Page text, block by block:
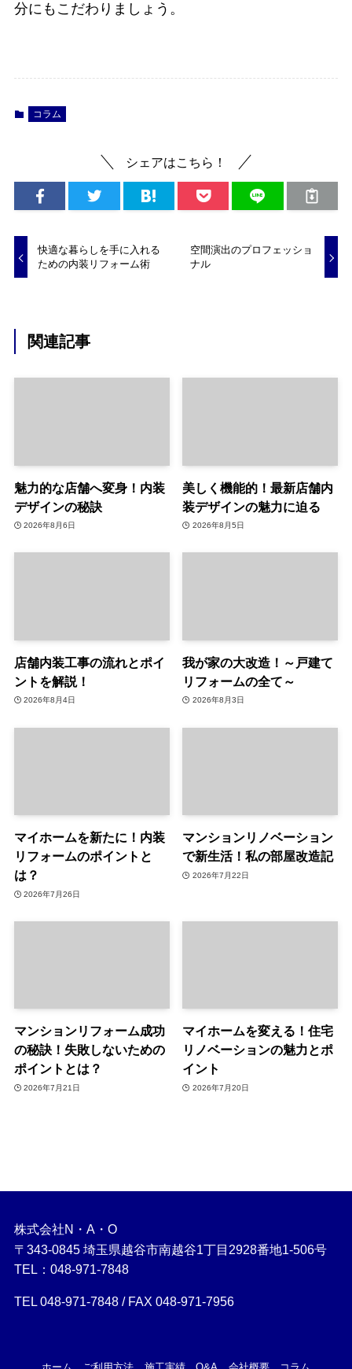
分にもこだわりましょう。
コラム
シェアはこちら！
快適な暮らしを手に入れる
ための内装リフォーム術
空間演出のプロフェッショ
ナル
関連記事
魅力的な店舗へ変身！内装
デザインの秘訣
2026年8月6日
美しく機能的！最新店舗内
装デザインの魅力に迫る
2026年8月5日
店舗内装工事の流れとポイ
ントを解説！
2026年8月4日
我が家の大改造！～戸建て
リフォームの全て～
2026年8月3日
マイホームを新たに！内装
リフォームのポイントと
は？
2026年7月26日
マンションリノベーション
で新生活！私の部屋改造記
2026年7月22日
マンションリフォーム成功
の秘訣！失敗しないための
ポイントとは？
2026年7月21日
マイホームを変える！住宅
リノベーションの魅力とポ
イント
2026年7月20日
株式会社N・A・O
〒343-0845 埼玉県越谷市南越谷1丁目2928番地1-506号
TEL：048-971-7848
TEL 048-971-7848 / FAX 048-971-7956